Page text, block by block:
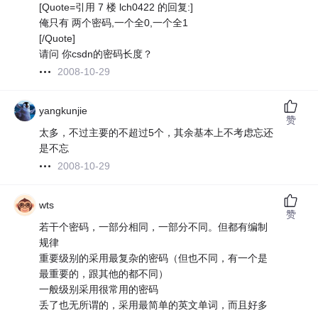
[Quote=引用 7 楼 lch0422 的回复:]
俺只有 两个密码,一个全0,一个全1
[/Quote]
请问 你csdn的密码长度？
2008-10-29
yangkunjie
太多，不过主要的不超过5个，其余基本上不考虑忘还
是不忘
2008-10-29
赞
wts
若干个密码，一部分相同，一部分不同。但都有编制
规律
重要级别的采用最复杂的密码（但也不同，有一个是
最重要的，跟其他的都不同）
一般级别采用很常用的密码
丢了也无所谓的，采用最简单的英文单词，而且好多
赞